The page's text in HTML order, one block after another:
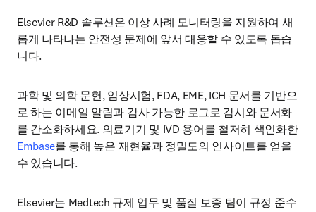
Elsevier R&D 솔루션은 이상 사례 모니터링을 지원하여 새
롭게 나타나는 안전성 문제에 앞서 대응할 수 있도록 돕습
니다.
과학 및 의학 문헌, 임상시험, FDA, EME, ICH 문서를 기반으
로 하는 이메일 알림과 감사 가능한 로그로 감시와 문서화
를 간소화하세요. 의료기기 및 IVD 용어를 철저히 색인화한
Embase를 통해 높은 재현율과 정밀도의 인사이트를 얻을
수 있습니다.
Elsevier는 Medtech 규제 업무 및 품질 보증 팀이 규정 준수